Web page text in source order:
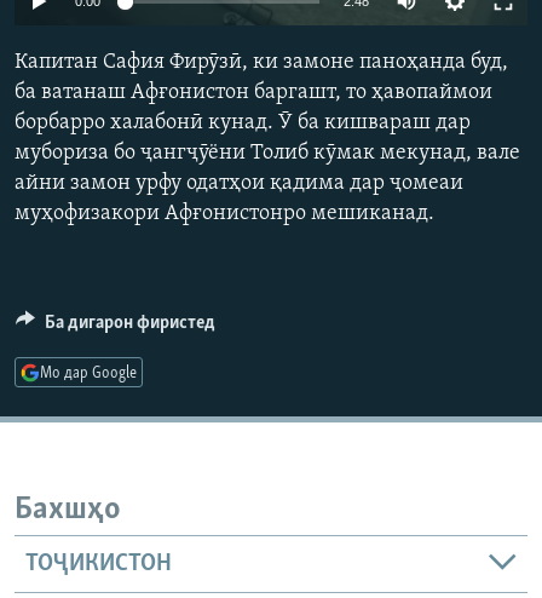
ПАЙГИРӢ КУНЕД
Капитан Сафия Фирӯзӣ, ки замоне паноҳанда буд,
ба ватанаш Афғонистон баргашт, то ҳавопаймои
борбарро халабонӣ кунад. Ӯ ба кишвараш дар
мубориза бо ҷангҷӯёни Толиб кӯмак мекунад, вале
айни замон урфу одатҳои қадима дар ҷомеаи
муҳофизакори Афғонистонро мешиканад.
Ба дигарон фиристед
Мо дар Google
Бахшҳо
ТОҶИКИСТОН